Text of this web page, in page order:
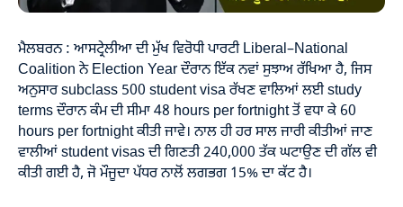
ਮੈਲਬਰਨ : ਆਸਟ੍ਰੇਲੀਆ ਦੀ ਮੁੱਖ ਵਿਰੋਧੀ ਪਾਰਟੀ Liberal–National
Coalition ਨੇ Election Year ਦੌਰਾਨ ਇੱਕ ਨਵਾਂ ਸੁਝਾਅ ਰੱਖਿਆ ਹੈ, ਜਿਸ
ਅਨੁਸਾਰ subclass 500 student visa ਰੱਖਣ ਵਾਲਿਆਂ ਲਈ study
terms ਦੌਰਾਨ ਕੰਮ ਦੀ ਸੀਮਾ 48 hours per fortnight ਤੋਂ ਵਧਾ ਕੇ 60
hours per fortnight ਕੀਤੀ ਜਾਵੇ। ਨਾਲ ਹੀ ਹਰ ਸਾਲ ਜਾਰੀ ਕੀਤੀਆਂ ਜਾਣ
ਵਾਲੀਆਂ student visas ਦੀ ਗਿਣਤੀ 240,000 ਤੱਕ ਘਟਾਉਣ ਦੀ ਗੱਲ ਵੀ
ਕੀਤੀ ਗਈ ਹੈ, ਜੋ ਮੌਜੂਦਾ ਪੱਧਰ ਨਾਲੋਂ ਲਗਭਗ 15% ਦਾ ਕੱਟ ਹੈ।